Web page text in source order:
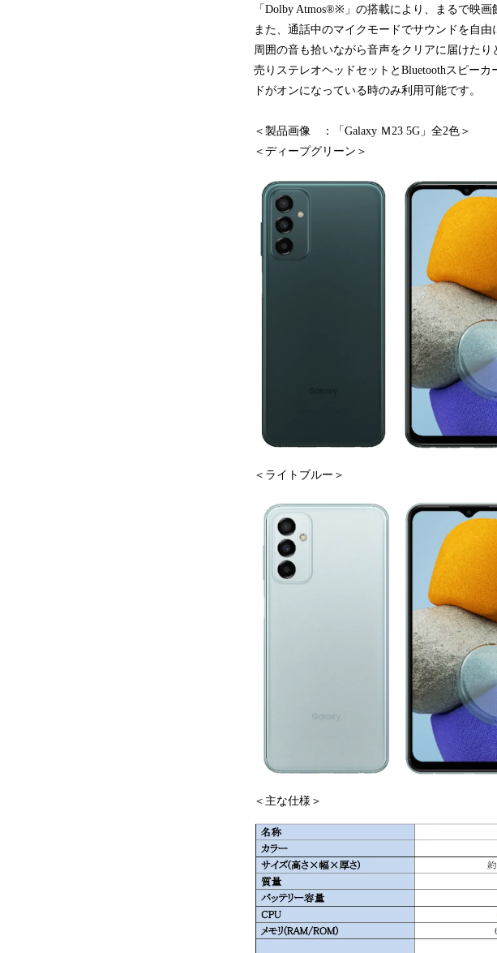
「Dolby Atmos®※」の搭載により、まるで映
また、通話中のマイクモードでサウンドを自
周囲の音も拾いながら音声をクリアに届けた
売りステレオヘッドセットとBluetoothスピー
ドがオンになっている時のみ利用可能です。
＜製品画像 ：「Galaxy Ｍ23 5G」全2色＞
＜ディープグリーン＞
＜ライトブルー＞
＜主な仕様＞